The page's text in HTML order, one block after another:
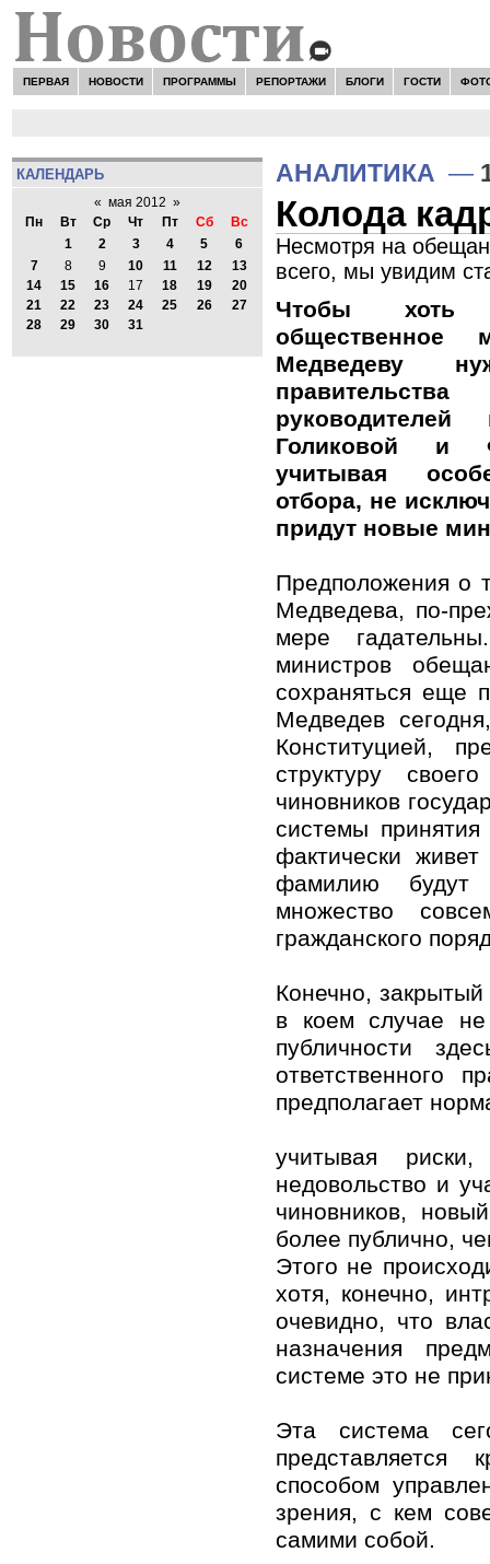
ПЕРВАЯ НОВОСТИ ПРОГРАММЫ РЕПОРТАЖИ БЛОГИ ГОСТИ
КАЛЕНДАРЬ
« мая 2012 »
Пн
Вт Ср Чт Пт Сб
Вс
1
2 3 4 5
6
7
8 9 10 11 12
13
14
15 16 17 18 19
20
21
22 23 24 25 26
27
28
29 30 31
АНАЛИТИКА —
Колода
Несмотря на
всего, мы увидим
Чтобы хоть
общественное
Медведеву
руководителей
Голиковой и
учитывая
отбора, не
придут новые
Предположения о
Медведева, по-
мере
министров
сохраняться еще
Медведев
Конституцией,
структуру
чиновников
системы
фактически
фамилию будут
множество
гражданского
Конечно,
в коем случае
публичности
ответственного
предполагает
учитывая
недовольство и
чиновников,
более публично,
Этого не
хотя, конечно,
очевидно, что
назначения
системе это не
Эта система
представляется
способом
зрения, с кем
самими собой.